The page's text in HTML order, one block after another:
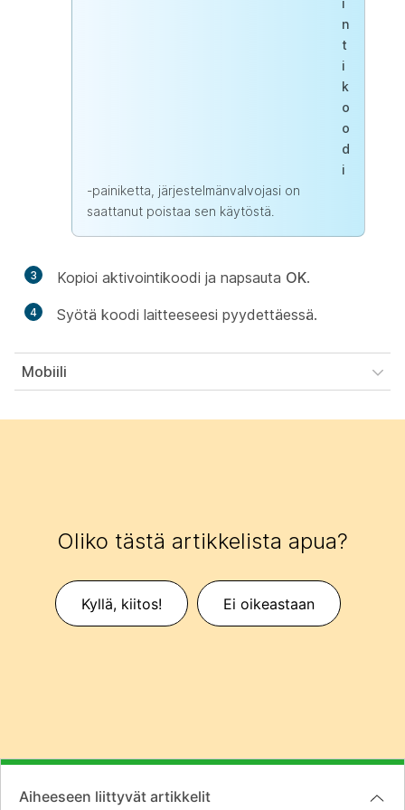
i
n
t
i
k
o
o
d
i
-painiketta, järjestelmänvalvojasi on
saattanut poistaa sen käytöstä.
3 Kopioi aktivointikoodi ja napsauta OK.
4 Syötä koodi laitteeseesi pyydettäessä.
Mobiili
Oliko tästä artikkelista apua?
Kyllä, kiitos! Ei oikeastaan
Aiheeseen liittyvät artikkelit